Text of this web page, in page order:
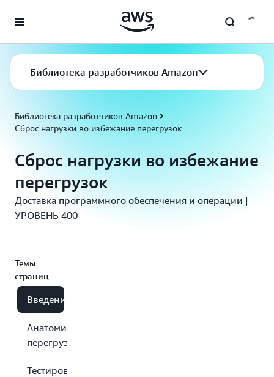
Перейти к главному контенту
Библиотека разработчиков Amazon
Библиотека разработчиков Amazon
Сброс нагрузки во избежание перегрузок
Сброс нагрузки во избежание
перегрузок
Доставка программного обеспечения и операции |
УРОВЕНЬ 400
Темы
страниц
Введение
Анатомия
перегрузки
Тестирование